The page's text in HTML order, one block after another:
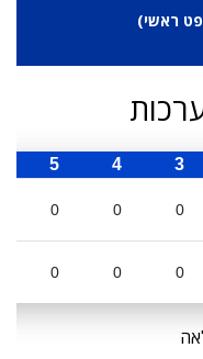
ראשי)
3
4
5
0
0
0
0
0
0